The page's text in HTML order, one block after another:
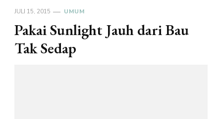
JULI 15, 2015 UMUM
Pakai Sunlight Jauh dari Bau
Tak Sedap